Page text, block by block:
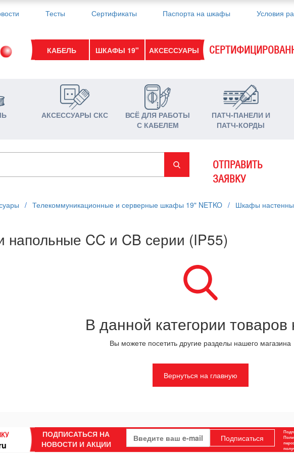
Тесты Сертификаты Паспорта на шкафы Условия
КАБЕЛЬ ШКАФЫ 19" АКСЕССУАРЫ
АКСЕССУАРЫ СКС
ВСЁ ДЛЯ РАБОТЫ
С КАБЕЛЕМ
ПАТЧ-ПАНЕЛИ И
ПАТЧ-КОРДЫ
ОТПРАВИТЬ
ЗАЯВКУ
/ Телекоммуникационные и серверные шкафы 19" NETKO / Шкафы
CC и CB серии (IP55)
В данной категории товаров
Вы можете посетить другие разделы нашего магазина
Вернуться на главную
ПОДПИСАТЬСЯ НА
НОВОСТИ И АКЦИИ
Подписаться